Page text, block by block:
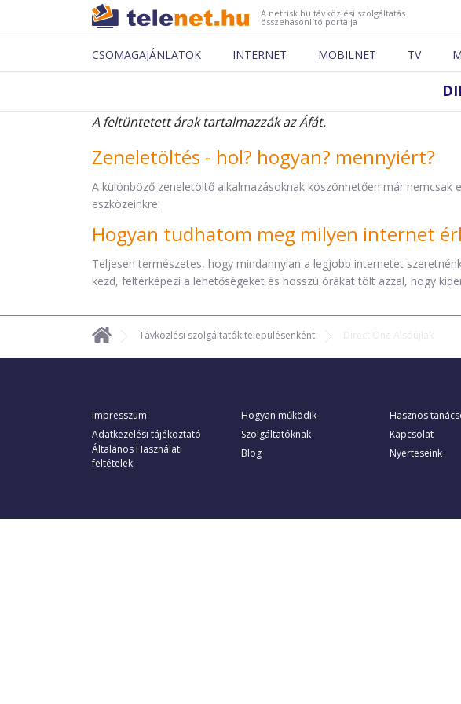
A netrisk.hu távközlési szolgáltatás
összehasonlító portálja
CSOMAGAJÁNLATOK INTERNET MOBILNET TV
A feltüntetett árak tartalmazzák az Áfát.
Zeneletöltés - hol? hogyan? mennyiért?
A különböző zeneletöltő alkalmazásoknak köszönhetően már
eszközeinkre.
Hogyan tudhatom meg milyen internet
Teljesen természetes, hogy mindannyian a legjobb internetet
kezd, feltérképezi a lehetőségeket és hosszú órákat tölt azzal, hogy
Távközlési szolgáltatók településenként Direct One Alsóújlak
Impresszum
Adatkezelési tájékoztató
Általános Használati
feltételek
Hogyan működik
Szolgáltatóknak
Blog
Hasznos
Kapcsolat
Nyerteseink